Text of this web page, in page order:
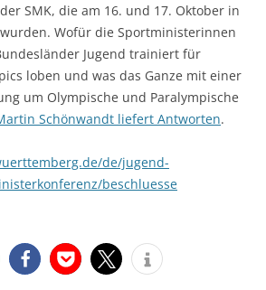
SMK, die am 16. und 17. Oktober in
Wofür die Sportministerinnen
Jugend trainiert für
loben und was das Ganze mit einer
um Olympische und Paralympische
Schönwandt liefert Antworten.
de/jugend-
beschluesse